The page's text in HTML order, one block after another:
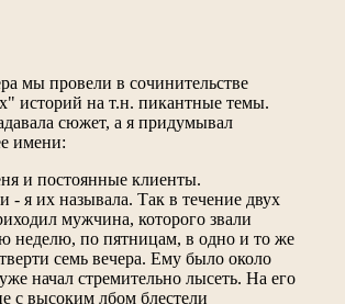
мы провели в сочинительстве
историй на т.н. пикантные темы.
сюжет, а я придумывал
имени:
и постоянные клиенты.
- я их называла. Так в течение двух
мужчина, которого звали
неделю, по пятницам, в одно и то же
семь вечера. Ему было около
начал стремительно лысеть. На его
с высоким лбом блестели